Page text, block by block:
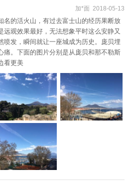
加*面 2018-05-13
名的活火山，有过去富士山的经历果断放
远观效果最好，无法想象平时这么安静又
喷发，瞬间就让一座城成为历史。庞贝埋
痛。下面的图片分别是从庞贝和那不勒斯
看更美